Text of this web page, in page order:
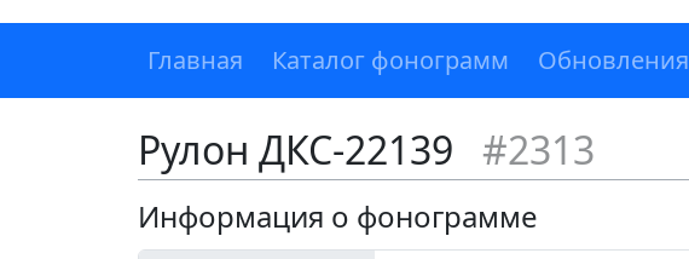
Главная Каталог фонограмм Обновления
Рулон ДКС-22139 #2313
Информация о фонограмме